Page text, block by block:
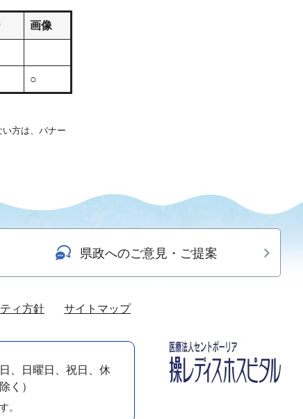
画像
○
方は、バナー
県政へのご意見・ご提案
ィ方針 サイトマップ
日、日曜日、祝日、休
く）
。